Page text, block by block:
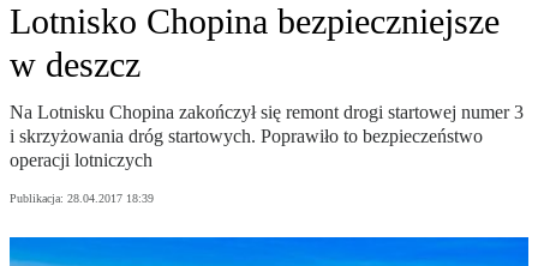
Lotnisko Chopina bezpieczniejsze
w deszcz
Na Lotnisku Chopina zakończył się remont drogi startowej numer 3
i skrzyżowania dróg startowych. Poprawiło to bezpieczeństwo
operacji lotniczych
Publikacja: 28.04.2017 18:39